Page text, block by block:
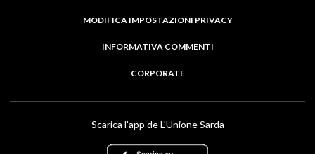
MODIFICA IMPOSTAZIONI PRIVACY
INFORMATIVA COMMENTI
CORPORATE
Scarica l'app de L'Unione Sarda